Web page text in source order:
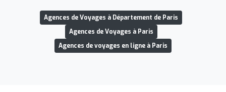
Agences de Voyages à Département de Paris
Agences de Voyages à Paris
Agences de voyages en ligne à Paris